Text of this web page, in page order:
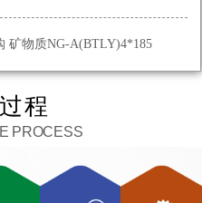
矿物质NG-A(BTLY)4*185
压 8.7/15KV YJV22 3*70 850
高压 8.7/15KV YJV22 3*300
程
PROCESS